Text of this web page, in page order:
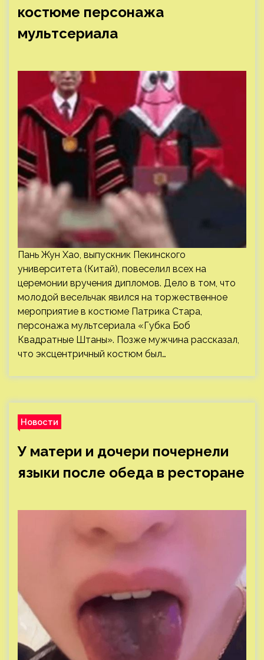
костюме персонажа
мультсериала
Пань Жун Хао, выпускник Пекинского
университета (Китай), повеселил всех на
церемонии вручения дипломов. Дело в том, что
молодой весельчак явился на торжественное
мероприятие в костюме Патрика Стара,
персонажа мультсериала «Губка Боб
Квадратные Штаны». Позже мужчина рассказал,
что эксцентричный костюм был…
Новости
У матери и дочери почернели
языки после обеда в ресторане